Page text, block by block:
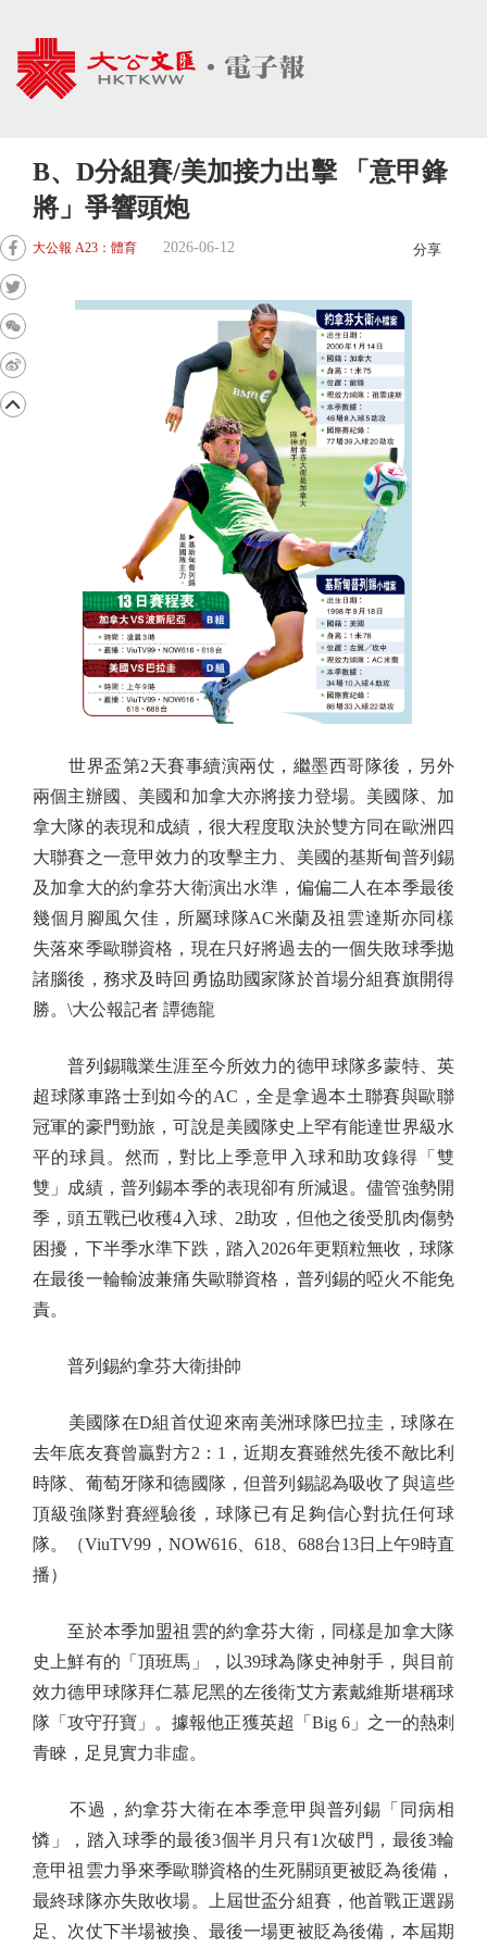
B、D分組賽/美加接力出擊 「意甲鋒
將」爭響頭炮
大公報 A23：體育 2026-06-12 分享
世界盃第2天賽事續演兩仗，繼墨西哥隊後，另外
兩個主辦國、美國和加拿大亦將接力登場。美國隊、加
拿大隊的表現和成績，很大程度取決於雙方同在歐洲四
大聯賽之一意甲效力的攻擊主力、美國的基斯甸普列錫
及加拿大的約拿芬大衛演出水準，偏偏二人在本季最後
幾個月腳風欠佳，所屬球隊AC米蘭及祖雲達斯亦同樣
失落來季歐聯資格，現在只好將過去的一個失敗球季拋
諸腦後，務求及時回勇協助國家隊於首場分組賽旗開得
勝。\大公報記者 譚德龍
普列錫職業生涯至今所效力的德甲球隊多蒙特、英
超球隊車路士到如今的AC，全是拿過本土聯賽與歐聯
冠軍的豪門勁旅，可說是美國隊史上罕有能達世界級水
平的球員。然而，對比上季意甲入球和助攻錄得「雙
雙」成績，普列錫本季的表現卻有所減退。儘管強勢開
季，頭五戰已收穫4入球、2助攻，但他之後受肌肉傷勢
困擾，下半季水準下跌，踏入2026年更顆粒無收，球隊
在最後一輪輸波兼痛失歐聯資格，普列錫的啞火不能免
責。
普列錫約拿芬大衛掛帥
美國隊在D組首仗迎來南美洲球隊巴拉圭，球隊在
去年底友賽曾贏對方2：1，近期友賽雖然先後不敵比利
時隊、葡萄牙隊和德國隊，但普列錫認為吸收了與這些
頂級強隊對賽經驗後，球隊已有足夠信心對抗任何球
隊。（ViuTV99，NOW616、618、688台13日上午9時直
播）
至於本季加盟祖雲的約拿芬大衛，同樣是加拿大隊
史上鮮有的「頂班馬」，以39球為隊史神射手，與目前
效力德甲球隊拜仁慕尼黑的左後衛艾方素戴維斯堪稱球
隊「攻守孖寶」。據報他正獲英超「Big 6」之一的熱刺
青睞，足見實力非虛。
不過，約拿芬大衛在本季意甲與普列錫「同病相
憐」，踏入球季的最後3個半月只有1次破門，最後3輪
意甲祖雲力爭來季歐聯資格的生死關頭更被貶為後備，
最終球隊亦失敗收場。上屆世盃分組賽，他首戰正選踢
足、次仗下半場被換、最後一場更被貶為後備，本屆期